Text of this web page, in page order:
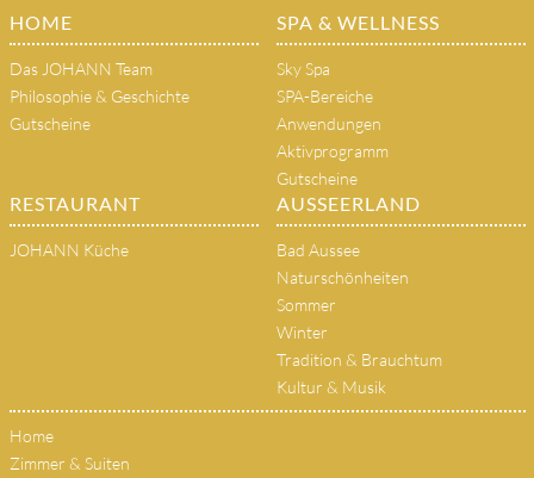
HOME
Das JOHANN Team
Philosophie & Geschichte
Gutscheine
SPA & WELLNESS
Sky Spa
SPA-Bereiche
Anwendungen
Aktivprogramm
Gutscheine
RESTAURANT
JOHANN Küche
AUSSEERLAND
Bad Aussee
Naturschönheiten
Sommer
Winter
Tradition & Brauchtum
Kultur & Musik
Home
Zimmer & Suiten